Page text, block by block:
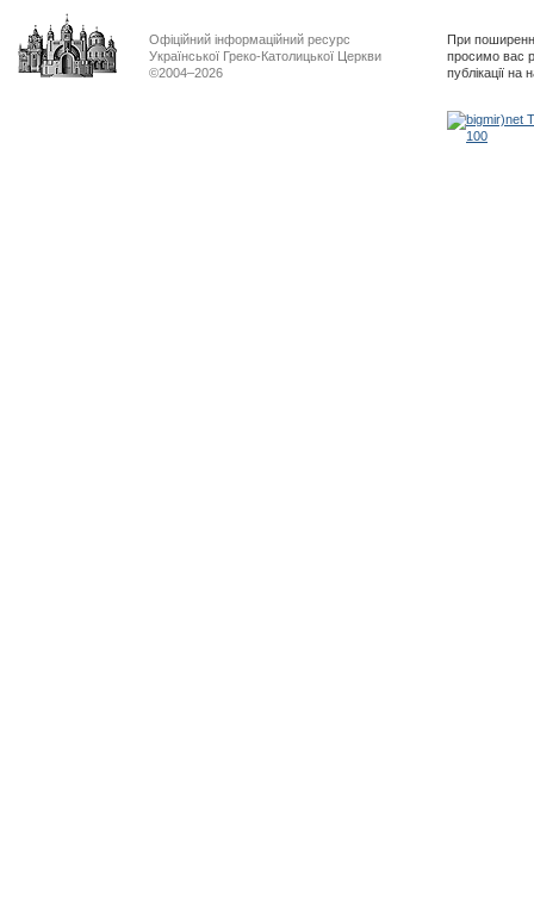
Офіційний інформаційний ресурс
Української Греко-Католицької Церкви
©2004–2026
При
просимо вас
публікації на